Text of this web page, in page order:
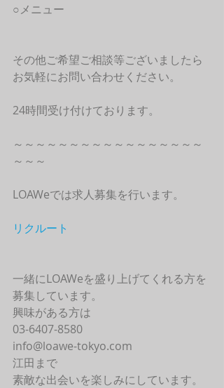
○メニュー
その他ご希望ご相談等ございましたら
お気軽にお問い合わせください。
24時間受け付けております。
～～～～～～～～～～～～～～～～～
～～～
LOAWeでは求人募集を行います。
リクルート
一緒にLOAWeを盛り上げてくれる方を
募集しています。
興味がある方は
03-6407-8580
info@loawe-tokyo.com
江田まで
素敵な出会いを楽しみにしています。